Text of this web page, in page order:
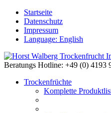
Startseite
Datenschutz
Impressum
Language: English
Beratungs Hotline: +49 (0) 4193
Trockenfrüchte
Komplette